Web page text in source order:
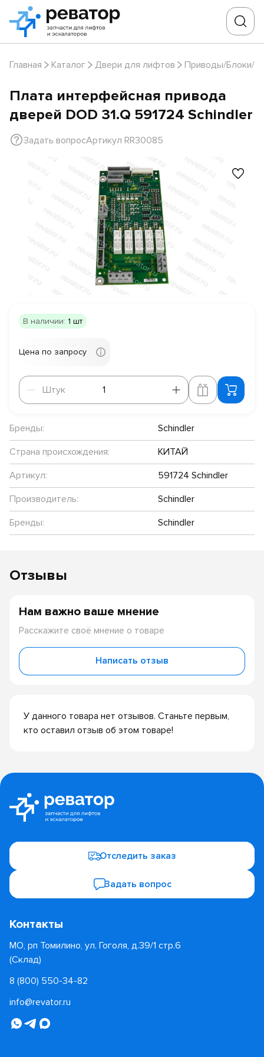
Главная Каталог Двери для лифтов Приводы/Блоки/
Плата интерфейсная привода
дверей DOD 31.Q 591724 Schindler
Задать вопросАртикул RR30085
В наличии: 1 шт
Цена по запросу
Штук
Штук
Бренды:
Schindler
Страна происхождения:
КИТАЙ
Артикул:
591724 Schindler
Производитель:
Schindler
Бренды:
Schindler
Отзывы
У данного товара нет отзывов. Станьте первым,
кто оставил отзыв об этом товаре!
Нам важно ваше мнение
Расскажите своё мнение о товаре
Написать отзыв
Отследить заказ
Задать вопрос
Контакты
МО, рп Томилино, ул. Гоголя, д.39/1 стр.6
(Склад)
8 (800) 550-34-82
info@revator.ru